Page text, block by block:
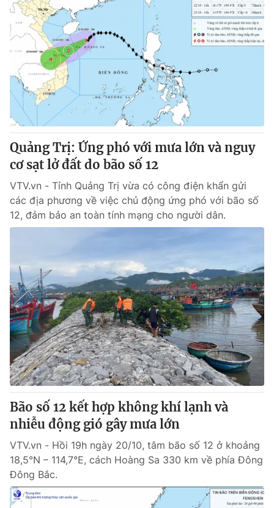
Quảng Trị: Ứng phó với mưa lớn và nguy
cơ sạt lở đất do bão số 12
VTV.vn - Tỉnh Quảng Trị vừa có công điện khẩn gửi
các địa phương về việc chủ động ứng phó với bão số
12, đảm bảo an toàn tính mạng cho người dân.
Bão số 12 kết hợp không khí lạnh và
nhiễu động gió gây mưa lớn
VTV.vn - Hồi 19h ngày 20/10, tâm bão số 12 ở khoảng
18,5°N – 114,7°E, cách Hoàng Sa 330 km về phía Đông
Đông Bắc.